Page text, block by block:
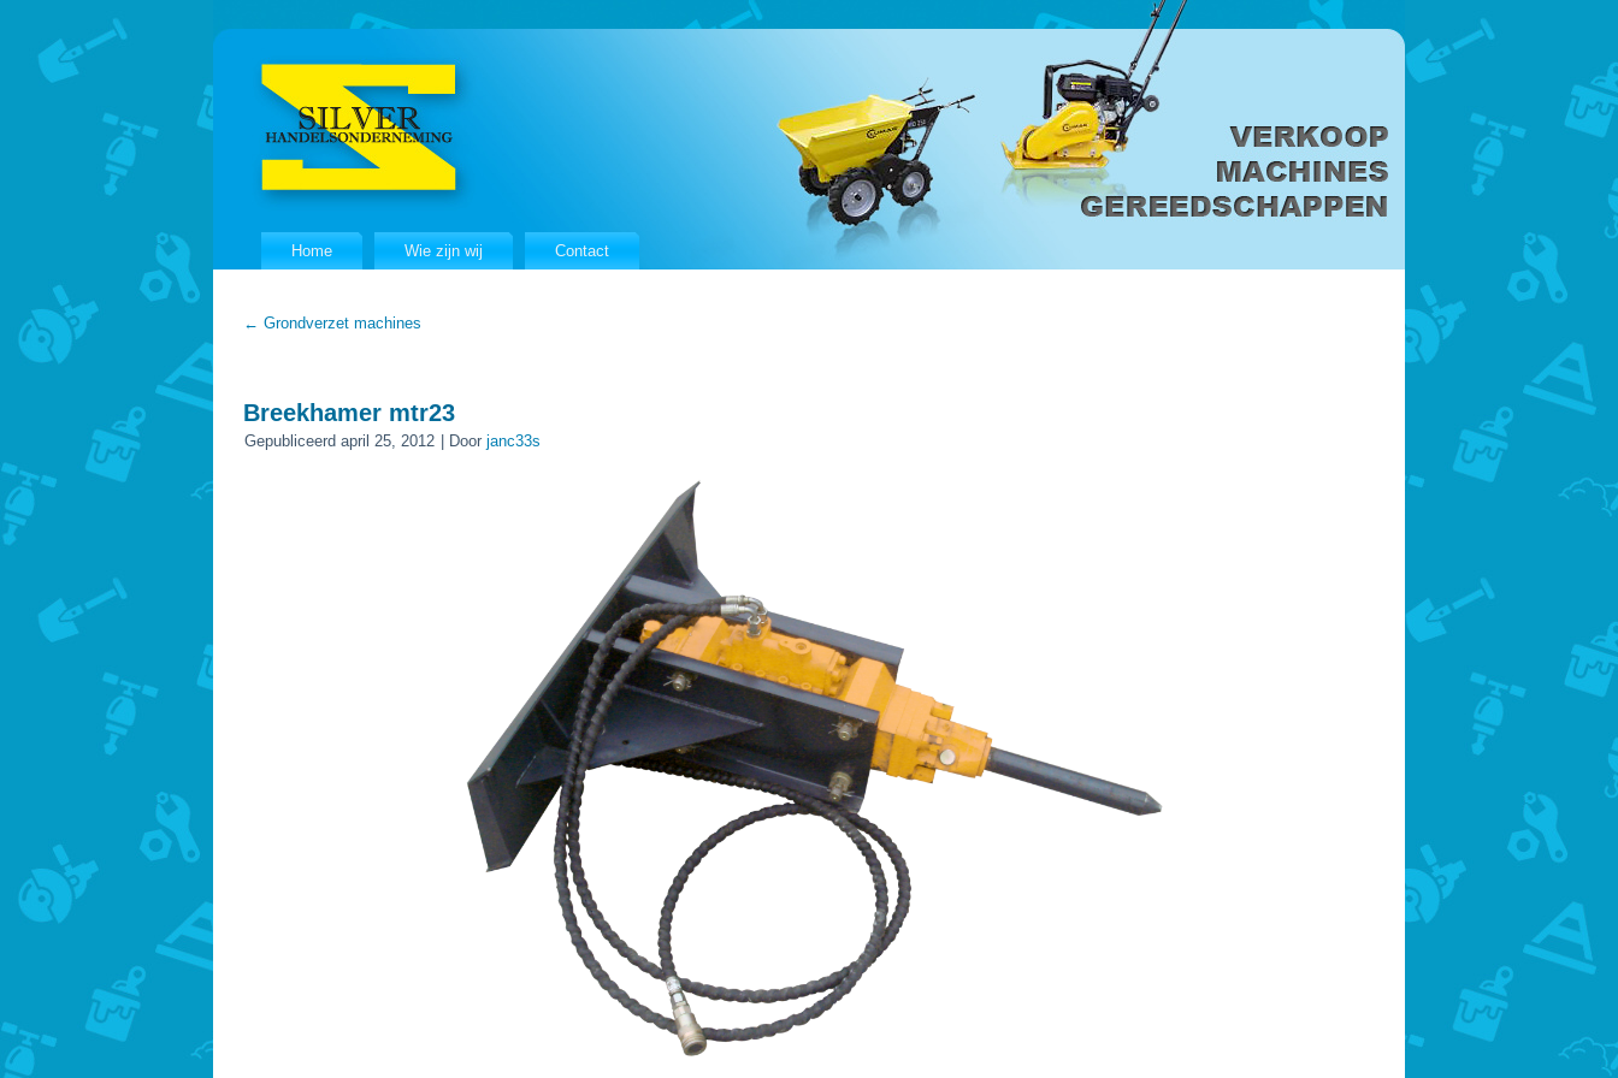
Home Wie zijn wij Contact
← Grondverzet machines
Breekhamer mtr23
Gepubliceerd april 25, 2012 Door janc33s